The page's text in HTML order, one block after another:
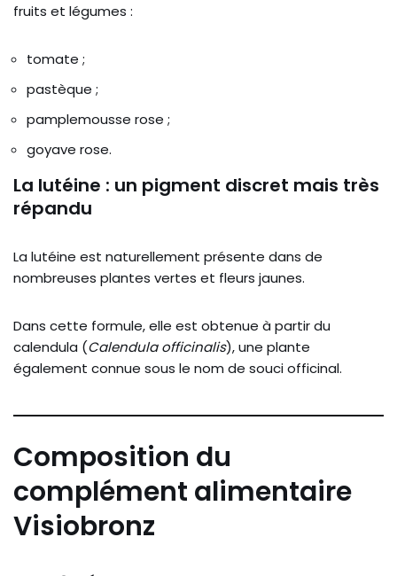
fruits et légumes :
tomate ;
pastèque ;
pamplemousse rose ;
goyave rose.
La lutéine : un pigment discret mais très
répandu
La lutéine est naturellement présente dans de
nombreuses plantes vertes et fleurs jaunes.
Dans cette formule, elle est obtenue à partir du
calendula (Calendula officinalis), une plante
également connue sous le nom de souci officinal.
Composition du
complément alimentaire
Visiobronz